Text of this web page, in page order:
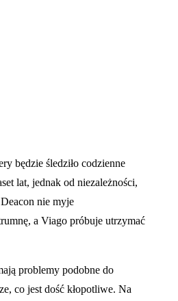
będzie śledziło codzienne
lat, jednak od niezależności,
nie myje
a Viago próbuje utrzymać
problemy podobne do
co jest dość kłopotliwe. Na